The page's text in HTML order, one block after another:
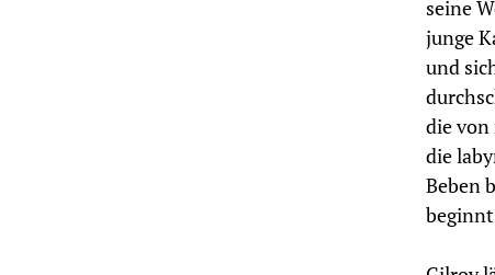
seine
junge
und
die von
die
Beben